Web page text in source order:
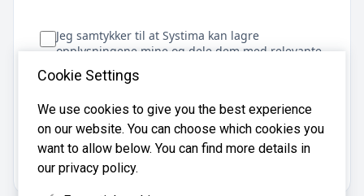
Jeg samtykker til at Systima kan lagre
opplysningene mine og dele dem med relevante
regnskapsbyråer for å hjelpe meg å finne
regnskapsfører
Få tilbud
Cookie Settings
We use cookies to give you the best experience
on our website. You can choose which cookies you
want to allow below. You can find more details in
our privacy policy.